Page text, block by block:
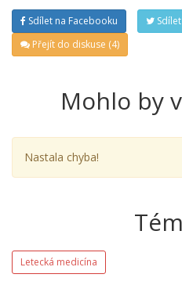
Sdílet na Facebooku
Přejít do diskuse (4)
Mohlo by
Nastala chyba!
Letecká medicína